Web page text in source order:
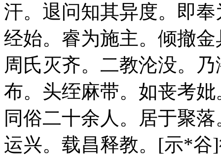
汗。退问知其异度。即
经始。睿为施主。倾撤
周氏灭齐。二教沦没。
布。头绖麻带。如丧考
同俗二十余人。居于聚
运兴。载昌释教。[示*谷